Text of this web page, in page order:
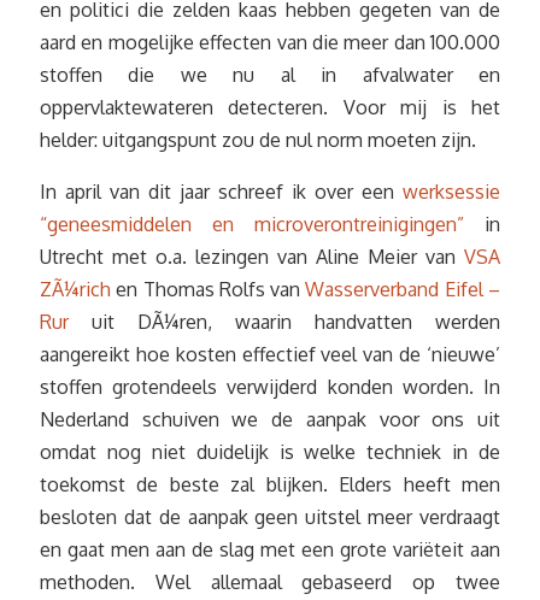
en politici die zelden kaas hebben gegeten van de
aard en mogelijke effecten van die meer dan 100.000
stoffen die we nu al in afvalwater en
oppervlaktewateren detecteren. Voor mij is het
helder: uitgangspunt zou de nul norm moeten zijn.
In april van dit jaar schreef ik over een werksessie
“geneesmiddelen en microverontreinigingen” in
Utrecht met o.a. lezingen van Aline Meier van VSA
ZÃ¼rich en Thomas Rolfs vanWasserverband Eifel –
Ruruit DÃ¼ren, waarin handvatten werden
aangereikt hoe kosten effectief veel van de ‘nieuwe’
stoffen grotendeels verwijderd konden worden. In
Nederland schuiven we de aanpak voor ons uit
omdat nog niet duidelijk is welke techniek in de
toekomst de beste zal blijken. Elders heeft men
besloten dat de aanpak geen uitstel meer verdraagt
en gaat men aan de slag met een grote variëteit aan
methoden. Wel allemaal gebaseerd op twee